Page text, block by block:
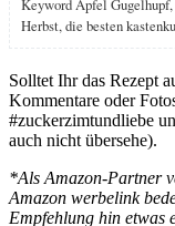
KeywordApfel
Herbst, die besten
Solltet Ihr das Rezept
Kommentare oder
#zuckerzimtundliebe
auch nicht übersehe).
*Als Amazon-Partner
Amazon werbelink
Empfehlung hin etwas